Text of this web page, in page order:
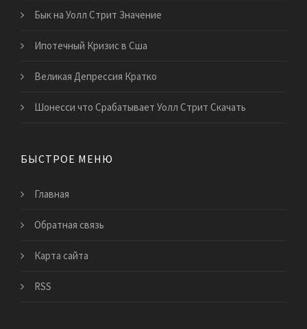
Бык на Уолл Стрит Значение
Ипотечный Кризис в Сша
Великая Депрессия Кратко
Шонесси что Срабатывает Уолл Стрит Скачать
БЫСТРОЕ МЕНЮ
Главная
Обратная связь
Карта сайта
RSS